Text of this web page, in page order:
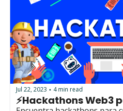
Jul 22, 2023 • 4 min read
⚡Hackathons Web3